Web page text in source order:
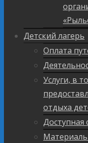
Детский лагерь
Оплата
Услуги, в
отдыха
Доступная